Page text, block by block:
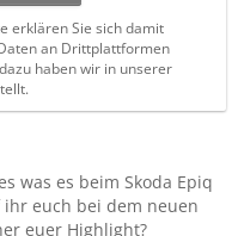
erklären Sie sich damit
an Drittplattformen
haben wir in unserer
was es beim Skoda Epiq
euch bei dem neuen
euer Highlight?